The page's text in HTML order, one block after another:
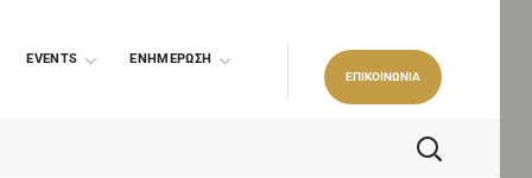
EVENTS ΕΝΗΜΕΡΩΣΗ
ΕΠΙΚΟΙΝΩΝΙΑ